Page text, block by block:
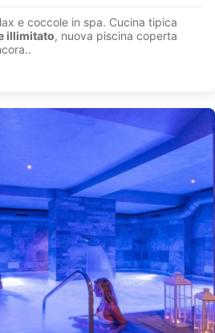
e coccole in spa. Cucina tipica
illimitato, nuova piscina coperta